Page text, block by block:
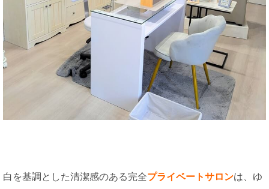
白を基調とした清潔感のある完全プライベートサロンは、ゆ